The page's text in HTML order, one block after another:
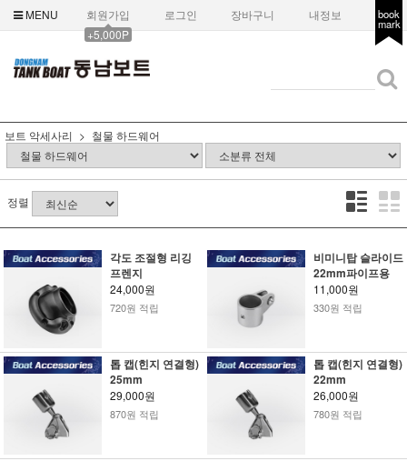
MENU
회원가입
+5,000P
로그인 장바구니 내정보 book
mark
보트 악세사리 철물 하드웨어
정렬
각도 조절형 리깅
프렌지
24,000원
720원 적립
비미니탑 슬라이드
22mm파이프용
11,000원
330원 적립
톱 캡(힌지 연결형)
25mm
29,000원
870원 적립
톱 캡(힌지 연결형)
22mm
26,000원
780원 적립